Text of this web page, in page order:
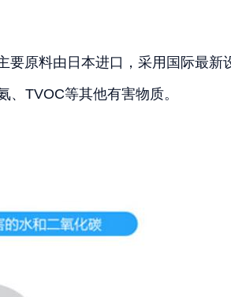
原料由日本进口，采用国际最新
TVOC等其他有害物质。